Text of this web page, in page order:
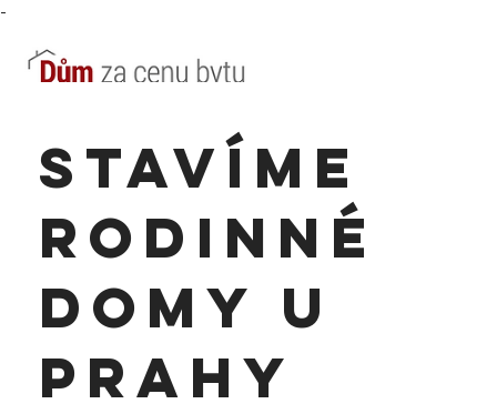
Stavíme
rodinné
domy u
prahy
-